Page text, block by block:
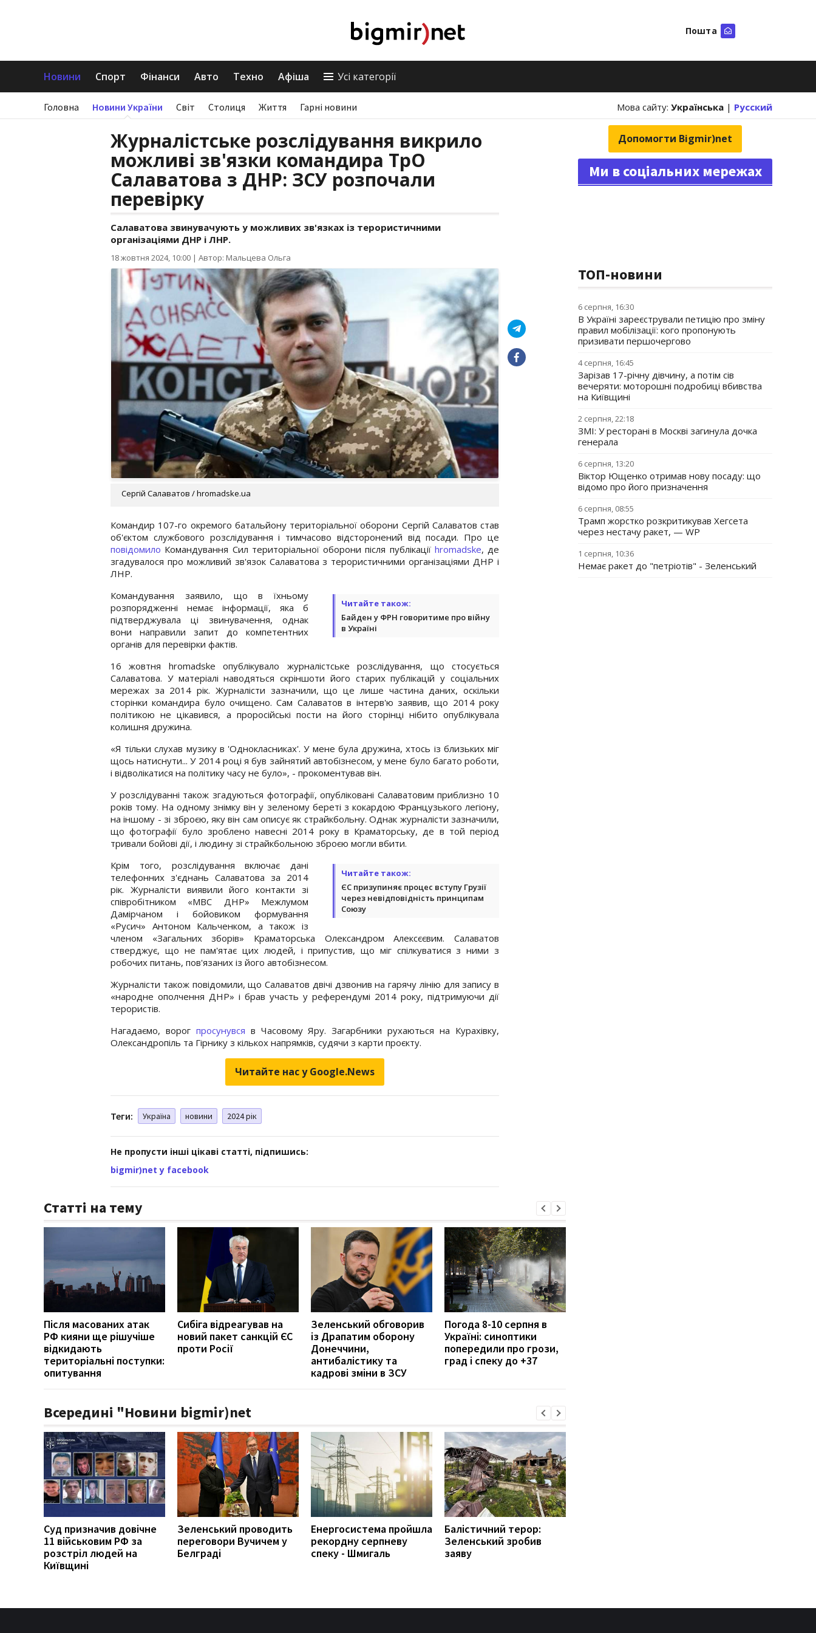
Пошта
Новини Спорт Фінанси Авто Техно Афіша Усі категорії
Головна Новини України Світ Столиця Життя Гарні новини Мова сайту: Українська | Русский
Журналістське розслідування викрило
можливі зв'язки командира ТрО
Салаватова з ДНР: ЗСУ розпочали
перевірку
Салаватова звинувачують у можливих зв'язках із терористичними
організаціями ДНР і ЛНР.
18 жовтня 2024, 10:00 | Автор: Мальцева Ольга
Сергій Салаватов / hromadske.ua
Командир 107-го окремого батальйону територіальної оборони Сергій Салаватов став
об'єктом службового розслідування і тимчасово відсторонений від посади. Про це
повідомило Командування Сил територіальної оборони після публікації hromadske, де
згадувалося про можливий зв'язок Салаватова з терористичними організаціями ДНР і
ЛНР.
Читайте також:
Байден у ФРН говоритиме про війну
в Україні
Командування заявило, що в їхньому
розпорядженні немає інформації, яка б
підтверджувала ці звинувачення, однак
вони направили запит до компетентних
органів для перевірки фактів.
16 жовтня hromadske опублікувало журналістське розслідування, що стосується
Салаватова. У матеріалі наводяться скріншоти його старих публікацій у соціальних
мережах за 2014 рік. Журналісти зазначили, що це лише частина даних, оскільки
сторінки командира було очищено. Сам Салаватов в інтерв'ю заявив, що 2014 року
політикою не цікавився, а проросійські пости на його сторінці нібито опублікувала
колишня дружина.
«Я тільки слухав музику в 'Однокласниках'. У мене була дружина, хтось із близьких міг
щось натиснути... У 2014 році я був зайнятий автобізнесом, у мене було багато роботи,
і відволікатися на політику часу не було», - прокоментував він.
У розслідуванні також згадуються фотографії, опубліковані Салаватовим приблизно 10
років тому. На одному знімку він у зеленому береті з кокардою Французького легіону,
на іншому - зі зброєю, яку він сам описує як страйкбольну. Однак журналісти зазначили,
що фотографії було зроблено навесні 2014 року в Краматорську, де в той період
тривали бойові дії, і людину зі страйкбольною зброєю могли вбити.
Читайте також:
ЄС призупиняє процес вступу Грузії
через невідповідність принципам
Союзу
Крім того, розслідування включає дані
телефонних з'єднань Салаватова за 2014
рік. Журналісти виявили його контакти зі
співробітником «МВС ДНР» Межлумом
Дамірчаном і бойовиком формування
«Русич» Антоном Кальченком, а також із
членом «Загальних зборів» Краматорська Олександром Алексєєвим. Салаватов
стверджує, що не пам'ятає цих людей, і припустив, що міг спілкуватися з ними з
робочих питань, пов'язаних із його автобізнесом.
Журналісти також повідомили, що Салаватов двічі дзвонив на гарячу лінію для запису в
«народне ополчення ДНР» і брав участь у референдумі 2014 року, підтримуючи дії
терористів.
Нагадаємо, ворог просунувся в Часовому Яру. Загарбники рухаються на Курахівку,
Олександропіль та Гірнику з кількох напрямків, судячи з карти проєкту.
Читайте нас у Google.News
Теги: Україна новини 2024 рік
Не пропусти інші цікаві статті, підпишись:
bigmir)net у facebook
Статті на тему
Після масованих атак
РФ кияни ще рішучіше
відкидають
територіальні поступки:
опитування
Сибіга відреагував на
новий пакет санкцій ЄС
проти Росії
Зеленський обговорив
із Драпатим оборону
Донеччини,
антибалістику та
кадрові зміни в ЗСУ
Погода 8-10 серпня в
Україні: синоптики
попередили про грози,
град і спеку до +37
Всередині "Новини bigmir)net
Суд призначив довічне
11 військовим РФ за
розстріл людей на
Київщині
Зеленський проводить
переговори Вучичем у
Белграді
Енергосистема пройшла
рекордну серпневу
спеку - Шмигаль
Балістичний терор:
Зеленський зробив
заяву
Допомогти Bigmir)net
Ми в соціальних мережах
ТОП-новини
6 серпня, 16:30
В Україні зареєстрували петицію про зміну
правил мобілізації: кого пропонують
призивати першочергово
4 серпня, 16:45
Зарізав 17-річну дівчину, а потім сів
вечеряти: моторошні подробиці вбивства
на Київщині
2 серпня, 22:18
ЗМІ: У ресторані в Москві загинула дочка
генерала
6 серпня, 13:20
Віктор Ющенко отримав нову посаду: що
відомо про його призначення
6 серпня, 08:55
Трамп жорстко розкритикував Хегсета
через нестачу ракет, — WP
1 серпня, 10:36
Немає ракет до "петріотів" - Зеленський